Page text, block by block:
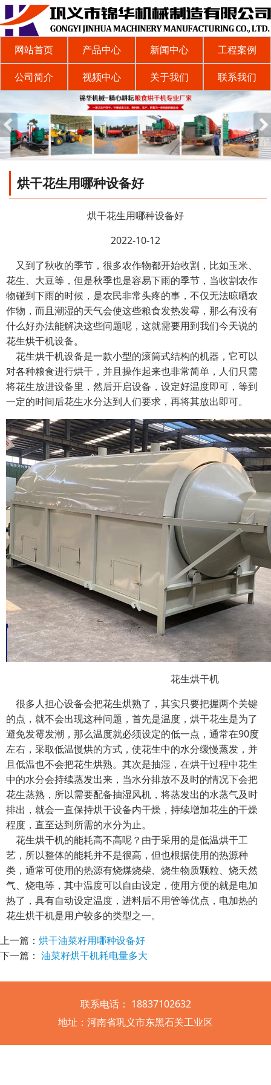
网站首页 产品中心 新闻中心 工程案例
公司简介 视频中心 关于我们 联系我们
烘干花生用哪种设备好
烘干花生用哪种设备好
2022-10-12
又到了秋收的季节，很多农作物都开始收割，比如玉米、
花生、大豆等，但是秋季也是容易下雨的季节，当收割农作
物碰到下雨的时候，是农民非常头疼的事，不仅无法晾晒农
作物，而且潮湿的天气会使这些粮食发热发霉，那么有没有
什么好办法能解决这些问题呢，这就需要用到我们今天说的
花生烘干机设备。
花生烘干机设备是一款小型的滚筒式结构的机器，它可以
对各种粮食进行烘干，并且操作起来也非常简单，人们只需
将花生放进设备里，然后开启设备，设定好温度即可，等到
一定的时间后花生水分达到人们要求，再将其放出即可。
花生烘干机
很多人担心设备会把花生烘熟了，其实只要把握两个关键
的点，就不会出现这种问题，首先是温度，烘干花生是为了
避免发霉发潮，那么温度就必须设定的低一点，通常在90度
左右，采取低温慢烘的方式，使花生中的水分缓慢蒸发，并
且低温也不会把花生烘熟。其次是抽湿，在烘干过程中花生
中的水分会持续蒸发出来，当水分排放不及时的情况下会把
花生蒸熟，所以需要配备抽湿风机，将蒸发出的水蒸气及时
排出，就会一直保持烘干设备内干燥，持续增加花生的干燥
程度，直至达到所需的水分为止。
花生烘干机的能耗高不高呢？由于采用的是低温烘干工
艺，所以整体的能耗并不是很高，但也根据使用的热源种
类，通常可使用的热源有烧煤烧柴、烧生物质颗粒、烧天然
气、烧电等，其中温度可以自由设定，使用方便的就是电加
热了，具有自动设定温度，进料后不用管等优点，电加热的
花生烘干机是用户较多的类型之一。
上一篇： 烘干油菜籽用哪种设备好
下一篇： 油菜籽烘干机耗电量多大
联系电话： 18837102632
地址：河南省巩义市东黑石关工业区